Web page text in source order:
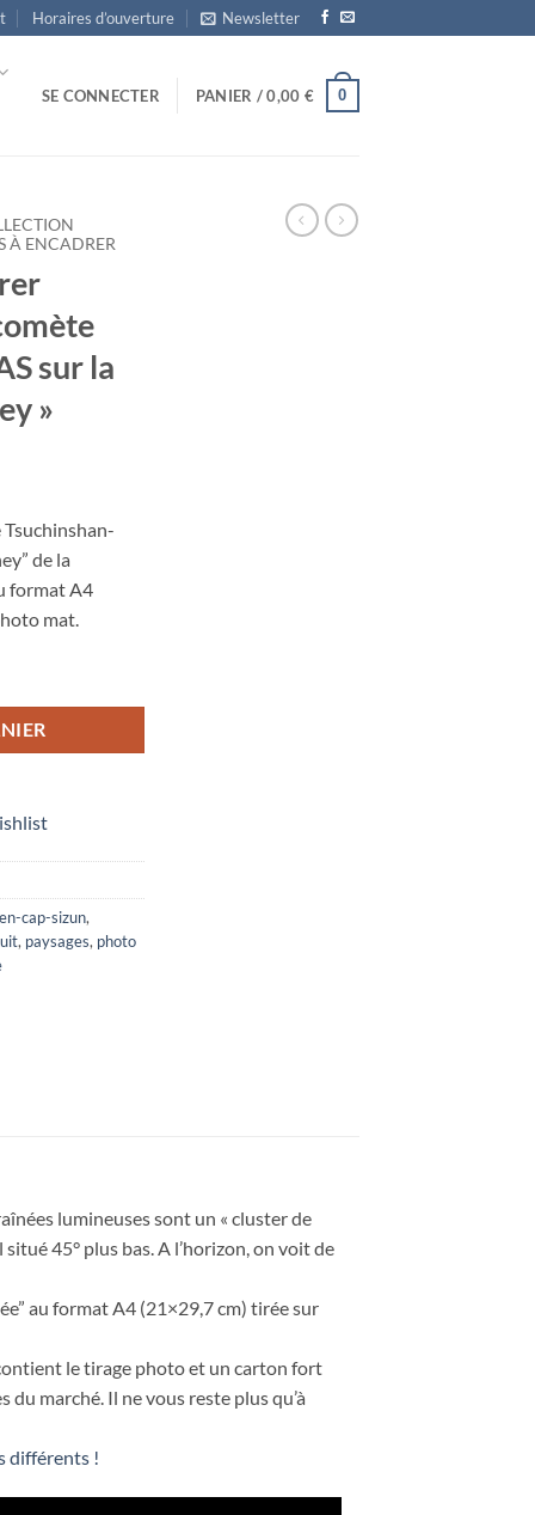
Horaires d’ouverture Newsletter
SE CONNECTER PANIER /0,00 € 0
À ENCADRER
sur la
»
de la
format A4
mat.
cap-sizun,
, paysages, photo
lumineuses sont un « cluster de
45° plus bas. A l’horizon, on voit de
au format A4 (21×29,7 cm) tirée sur
le tirage photo et un carton fort
marché. Il ne vous reste plus qu’à
différents !